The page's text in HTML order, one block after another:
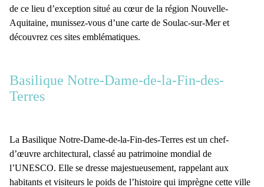
de ce lieu d’exception situé au cœur de la région Nouvelle-
Aquitaine, munissez-vous d’une carte de Soulac-sur-Meret
découvrez ces sites emblématiques.
Basilique Notre-Dame-de-la-Fin-des-
Terres
La Basilique Notre-Dame-de-la-Fin-des-Terres est un chef-
d’œuvre architectural, classé au patrimoine mondial de
l’UNESCO. Elle se dresse majestueusement, rappelant aux
habitants et visiteurs le poids de l’histoire qui imprègne cette ville